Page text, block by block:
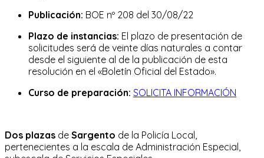
Publicación: BOE nº 208 del 30/08/22
Plazo de instancias: El plazo de presentación de
solicitudes será de veinte días naturales a contar
desde el siguiente al de la publicación de esta
resolución en el «Boletín Oficial del Estado».
Curso de preparación: SOLICITA INFORMACIÓN
Dos plazas de Sargento de la Policía Local,
pertenecientes a la escala de Administración Especial,